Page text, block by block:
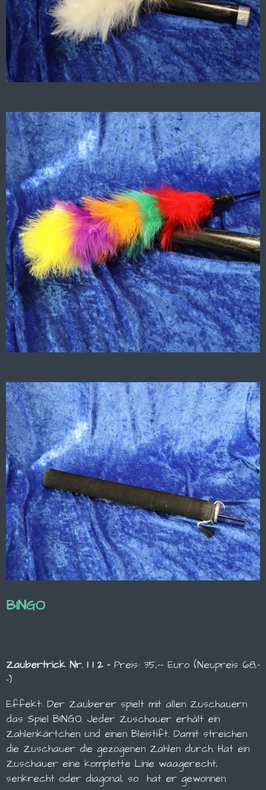
BINGO
Zaubertrick Nr. 1 1 2 - Preis: 35,-- Euro (Neupreis 68,-
-)
Effekt: Der Zauberer spielt mit allen Zuschauern
das Spiel BINGO. Jeder Zuschauer erhält ein
Zahlenkärtchen und einen Bleistift. Damit streichen
die Zuschauer die gezogenen Zahlen durch. Hat ein
Zuschauer eine komplette Linie waagerecht,
senkrecht oder diagonal, so hat er gewonnen.